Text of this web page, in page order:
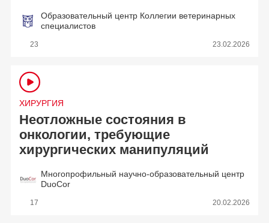
Образовательный центр Коллегии ветеринарных
специалистов
23 23.02.2026
ХИРУРГИЯ
Неотложные состояния в
онкологии, требующие
хирургических манипуляций
Многопрофильный научно-образовательный центр
DuoCor
17 20.02.2026